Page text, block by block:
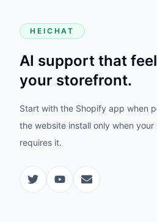
HEICHAT
AI support that
your storefront.
Start with the Shopify app when
the website install only when
requires it.